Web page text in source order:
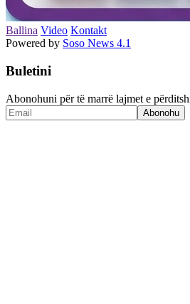
Ballina Video Kontakt
Powered by Soso News 4.1
Buletini
Abonohuni për të marrë lajmet e
Abonohu